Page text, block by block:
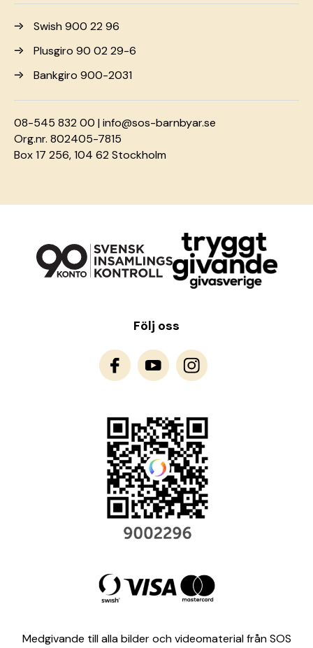
Swish 900 22 96
Plusgiro 90 02 29-6
Bankgiro 900-2031
08-545 832 00 |info@sos-barnbyar.se
Org.nr. 802405-7815
Box 17 256, 104 62 Stockholm
Följ oss
Medgivande till alla bilder och videomaterial från SOS